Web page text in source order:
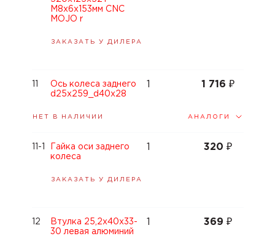
М8х6х153мм CNC
MOJO r
ЗАКАЗАТЬ У ДИЛЕРА
Ось колеса заднего
d25x259_d40x28
1 716 ₽
НЕТ В НАЛИЧИИ АНАЛОГИ
Гайка оси заднего
колеса
320 ₽
ЗАКАЗАТЬ У ДИЛЕРА
11-1
Втулка 25,2x40х33-
30 левая алюминий
369 ₽
12